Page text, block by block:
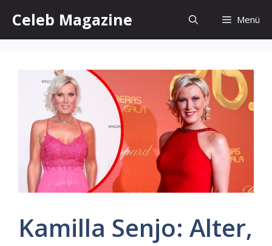
Inhalt
springen
Celeb Magazine Menü
Kamilla Senjo: Alter,